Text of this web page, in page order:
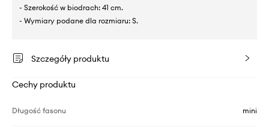
- Szerokość w biodrach: 41 cm.
- Wymiary podane dla rozmiaru: S.
Szczegóły produktu
Cechy produktu
Długość fasonu mini